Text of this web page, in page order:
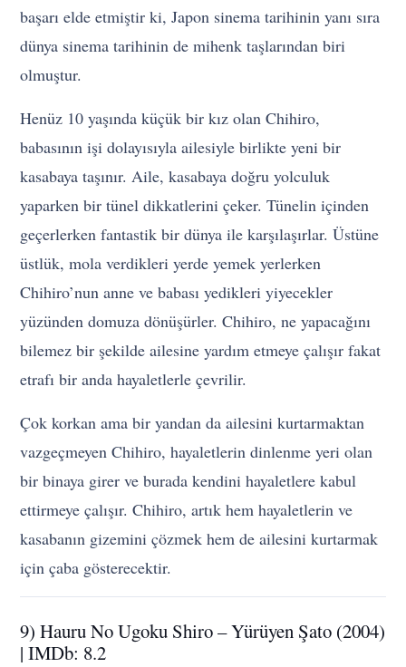
başarı elde etmiştir ki, Japon sinema tarihinin yanı sıra
dünya sinema tarihinin de mihenk taşlarından biri
olmuştur.
Henüz 10 yaşında küçük bir kız olan Chihiro,
babasının işi dolayısıyla ailesiyle birlikte yeni bir
kasabaya taşınır. Aile, kasabaya doğru yolculuk
yaparken bir tünel dikkatlerini çeker. Tünelin içinden
geçerlerken fantastik bir dünya ile karşılaşırlar. Üstüne
üstlük, mola verdikleri yerde yemek yerlerken
Chihiro’nun anne ve babası yedikleri yiyecekler
yüzünden domuza dönüşürler. Chihiro, ne yapacağını
bilemez bir şekilde ailesine yardım etmeye çalışır fakat
etrafı bir anda hayaletlerle çevrilir.
Çok korkan ama bir yandan da ailesini kurtarmaktan
vazgeçmeyen Chihiro, hayaletlerin dinlenme yeri olan
bir binaya girer ve burada kendini hayaletlere kabul
ettirmeye çalışır. Chihiro, artık hem hayaletlerin ve
kasabanın gizemini çözmek hem de ailesini kurtarmak
için çaba gösterecektir.
9) Hauru No Ugoku Shiro – Yürüyen Şato (2004)
| IMDb: 8.2